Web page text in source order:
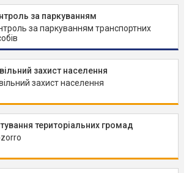
за паркуванням
за паркуванням транспортних
захист населення
захист населення
територіальних громад